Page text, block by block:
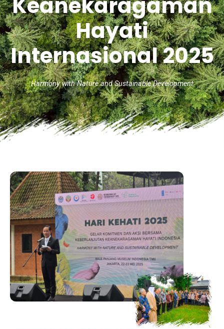
Hayati
Internasional 2025
Harmony with Nature and Sustainable Development